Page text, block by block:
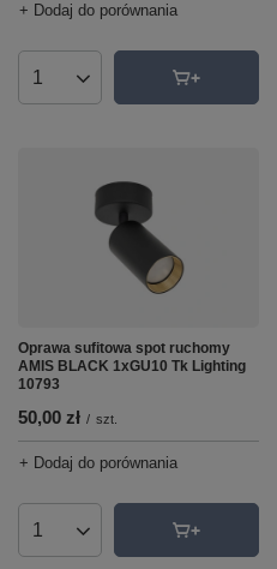
+ Dodaj do porównania
Ilość produktów
Oprawa sufitowa spot ruchomy
AMIS BLACK 1xGU10 Tk Lighting
10793
50,00 zł / szt.
+ Dodaj do porównania
Ilość produktów